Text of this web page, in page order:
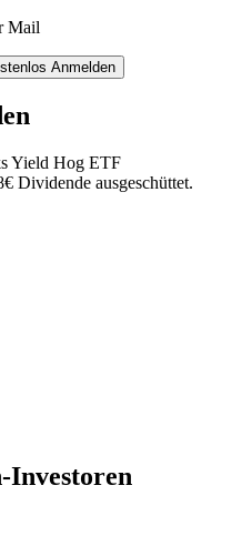
Mail
Anmelden
Yield Hog ETF
€ Dividende ausgeschüttet.
Investoren